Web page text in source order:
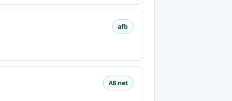
afb
A8.net